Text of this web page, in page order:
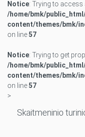
Notice: Trying to
/home/bmk/
content/themes/bmk/
on line57
Notice: Trying to get
/home/bmk/
content/themes/bmk/
on line57
>
Skaitmeninio